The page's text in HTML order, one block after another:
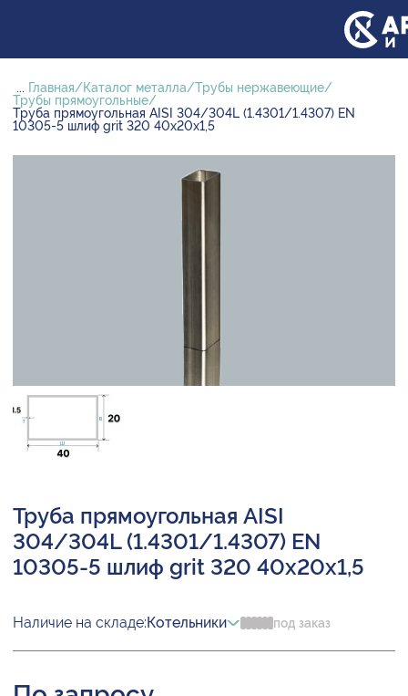
... Главная Каталог металла
Трубы нержавеющие
Трубы прямоугольные
Труба прямоугольная AISI 304/304L (1.4301/1.4307) EN
10305-5 шлиф grit 320 40х20х1,5
Труба прямоугольная AISI
304/304L (1.4301/1.4307) EN
10305-5 шлиф grit 320 40х20х1,5
Наличие на складе:Котельники под заказ